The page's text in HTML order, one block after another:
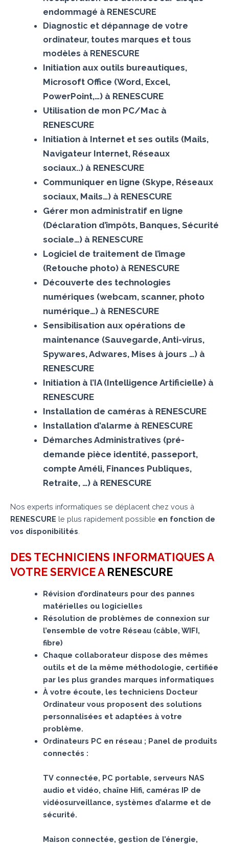
endommagé à RENESCURE
Diagnostic et dépannage de votre
ordinateur, toutes marques et tous
modèles à RENESCURE
Initiation aux outils bureautiques,
Microsoft Office (Word, Excel,
PowerPoint,…) à RENESCURE
Utilisation de mon PC/Mac à
RENESCURE
Initiation à Internet et ses outils (Mails,
Navigateur Internet, Réseaux
sociaux..) à RENESCURE
Communiquer en ligne (Skype, Réseaux
sociaux, Mails…) à RENESCURE
Gérer mon administratif en ligne
(Déclaration d’impôts, Banques, Sécurité
sociale…) à RENESCURE
Logiciel de traitement de l’image
(Retouche photo) à RENESCURE
Découverte des technologies
numériques (webcam, scanner, photo
numérique…) à RENESCURE
Sensibilisation aux opérations de
maintenance (Sauvegarde, Anti-virus,
Spywares, Adwares, Mises à jours …) à
RENESCURE
Initiation à l’IA (Intelligence Artificielle) à
RENESCURE
Installation de caméras à RENESCURE
Installation d’alarme à RENESCURE
Démarches Administratives (pré-
demande pièce identité, passeport,
compte Améli, Finances Publiques,
Retraite, …) à RENESCURE
Nos experts informatiques se déplacent chez vous à
RENESCURE le plus rapidement possible en fonction de
vos disponibilités.
DES TECHNICIENS INFORMATIQUES A
VOTRE SERVICE A RENESCURE
Révision d’ordinateurs pour des pannes
matérielles ou logicielles
Résolution de problèmes de connexion sur
l’ensemble de votre Réseau (câble, WIFI,
fibre)
Chaque collaborateur dispose des mêmes
outils et de la même méthodologie, certifiée
par les plus grandes marques informatiques
À votre écoute, les techniciens Docteur
Ordinateur vous proposent des solutions
personnalisées et adaptées à votre
problème.
Ordinateurs PC en réseau ; Panel de produits
connectés :
TV connectée, PC portable, serveurs NAS
audio et vidéo, chaîne Hifi, caméras IP de
vidéosurveillance, systèmes d’alarme et de
sécurité.
Maison connectée, gestion de l’énergie,